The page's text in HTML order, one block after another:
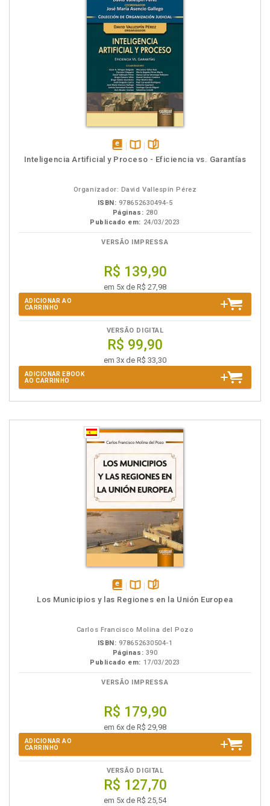
disponívelDisponível
páginas
Inteligencia Artificial y Proceso - Eficiencia vs. Garantías
Organizador: David Vallespín Pérez
ISBN: 978652630494-5
Páginas: 280
Publicado em: 24/03/2023
VERSÃO IMPRESSA
R$ 139,90
em 5x de R$ 27,98
ADICIONAR AO
CARRINHO
VERSÃO DIGITAL
R$ 99,90
em 3x de R$ 33,30
ADICIONAR EBOOK
AO CARRINHO
disponível
Disponível
páginas
Los Municipios y las Regiones en la Unión Europea
Carlos Francisco Molina del Pozo
ISBN: 978652630504-1
Páginas: 390
Publicado em: 17/03/2023
VERSÃO IMPRESSA
R$ 179,90
em 6x de R$ 29,98
ADICIONAR AO
CARRINHO
VERSÃO DIGITAL
R$ 127,70
em 5x de R$ 25,54